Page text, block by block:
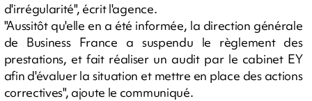
d'irrégularité", écrit l'agence.
"Aussitôt qu'elle en a été informée, la direction générale
de Business France a suspendu le règlement des
prestations, et fait réaliser un audit par le cabinet EY
afin d'évaluer la situation et mettre en place des actions
correctives", ajoute le communiqué.